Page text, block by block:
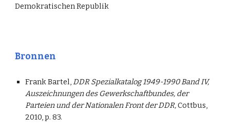
Demokratischen Republik
Bronnen
Frank Bartel,DDR Spezialkatalog 1949-1990 Band IV,
Auszeichnungen des Gewerkschaftbundes, der
Parteien und der Nationalen Front der DDR,Cottbus,
2010, p. 83.